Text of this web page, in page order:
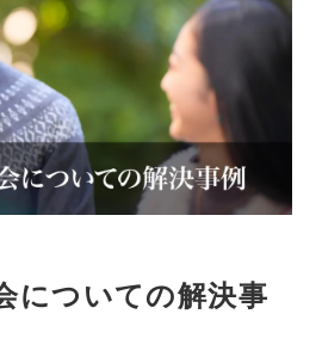
についての解決事